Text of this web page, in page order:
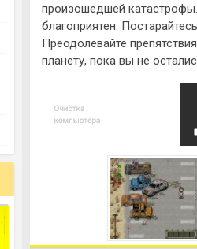
произошедшей
благоприятен.
Преодолевайте
планету, пока вы не